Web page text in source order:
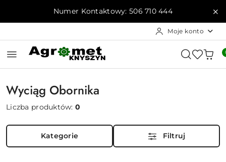
Przejdź do treści głównej
Przejdź do wyszukiwarki
Przejdź do moje konto
Przejdź do menu głównego
Przejdź do stopkiNumer Kontaktowy: 506 710 444
Moje konto
Wyciąg Obornika
Liczba produktów:0
Kategorie Filtruj